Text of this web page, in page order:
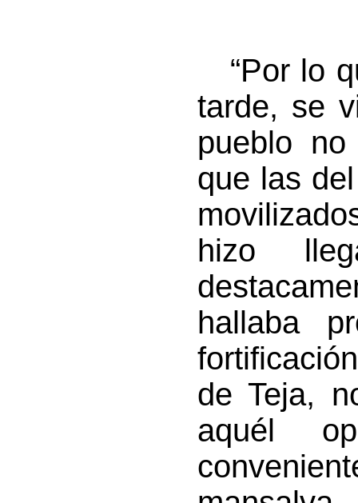
“Por lo
tarde, se
pueblo
que las
hizo
hallaba
de Teja,
aquél